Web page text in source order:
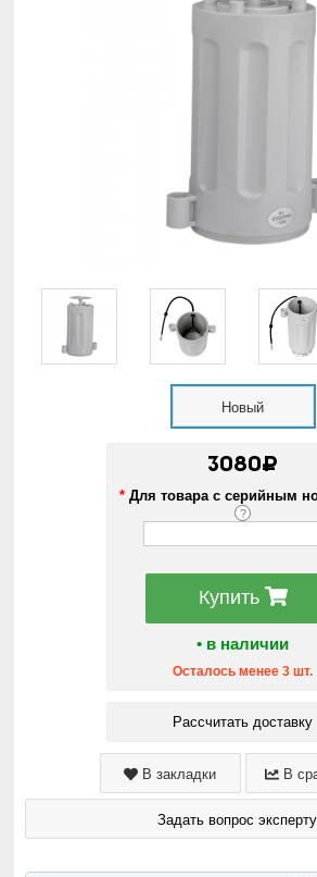
Новый
3080₽
* Для товара с серийным
?
Купить
• в наличии
Осталось менее 3 шт.
Рассчитать доставку
В закладки В
Задать вопрос эксперту